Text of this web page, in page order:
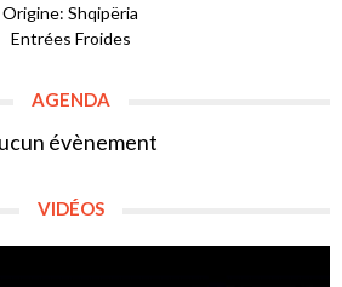
Origine: Shqipëria
Entrées Froides
AGENDA
évènement
VIDÉOS